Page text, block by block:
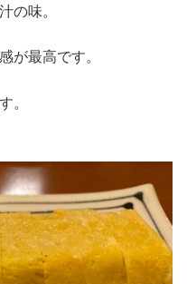
の味。
が最高です。
。